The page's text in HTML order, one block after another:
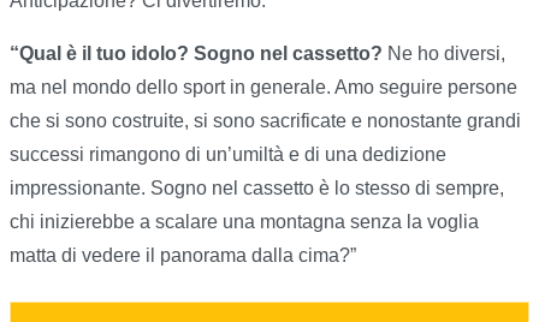
“Qual è il tuo idolo? Sogno nel cassetto? Ne ho diversi,
ma nel mondo dello sport in generale. Amo seguire persone
che si sono costruite, si sono sacrificate e nonostante grandi
successi rimangono di un’umiltà e di una dedizione
impressionante. Sogno nel cassetto è lo stesso di sempre,
chi inizierebbe a scalare una montagna senza la voglia
matta di vedere il panorama dalla cima?”